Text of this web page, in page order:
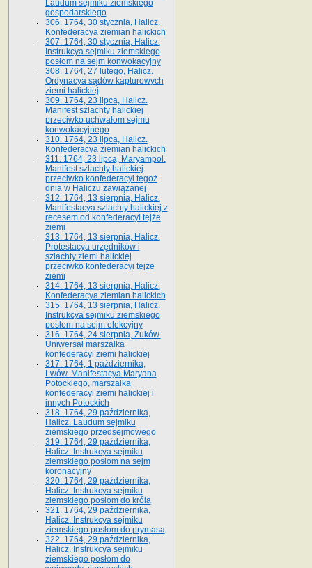
Laudum sejmiku ziemskiego
gospodarskiego
306. 1764, 30 stycznia, Halicz.
Konfederacya ziemian halickich
307. 1764, 30 stycznia, Halicz.
Instrukcya sejmiku ziemskiego
posłom na sejm konwokacyjny
308. 1764, 27 lutego, Halicz.
Ordynacya sądów kapturowych
ziemi halickiej
309. 1764, 23 lipca, Halicz.
Manifest szlachty halickiej
przeciwko uchwałom sejmu
konwokacyjnego
310. 1764, 23 lipca, Halicz.
Konfederacya ziemian halickich
311. 1764, 23 lipca, Maryampol.
Manifest szlachty halickiej
przeciwko konfederacyi tegoż
dnia w Haliczu zawiązanej
312. 1764, 13 sierpnia, Halicz.
Manifestacya szlachty halickiej z
recesem od konfederacyi tejże
ziemi
313. 1764, 13 sierpnia, Halicz.
Protestacya urzędników i
szlachty ziemi halickiej
przeciwko konfederacyi tejże
ziemi
314. 1764, 13 sierpnia, Halicz.
Konfederacya ziemian halickich
315. 1764, 13 sierpnia, Halicz.
Instrukcya sejmiku ziemskiego
posłom na sejm elekcyjny
316. 1764, 24 sierpnia, Żuków.
Uniwersał marszałka
konfederacyi ziemi halickiej
317. 1764, 1 października,
Lwów. Manifestacya Maryana
Potockiego, marszałka
konfederacyi ziemi halickiej i
innych Potockich
318. 1764, 29 października,
Halicz. Laudum sejmiku
ziemskiego przedsejmowego
319. 1764, 29 października,
Halicz. Instrukcya sejmiku
ziemskiego posłom na sejm
koronacyjny
320. 1764, 29 października,
Halicz. Instrukcya sejmiku
ziemskiego posłom do króla
321. 1764, 29 października,
Halicz. Instrukcya sejmiku
ziemskiego posłom do prymasa
322. 1764, 29 października,
Halicz. Instrukcya sejmiku
ziemskiego posłom do